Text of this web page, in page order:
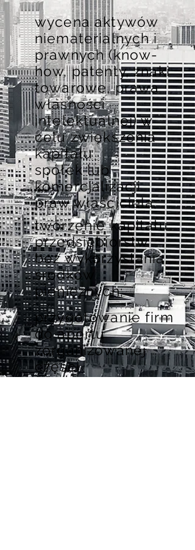
wycena aktywów
niematerialnych i
prawnych (know-
how, patenty, znaki
towarowe, prawa
własności
intelektualnej) w
celu zwiększenia
kapitału
spółek lub
komercjalizacji
praw właściciela;
tworzenie kapitału
przedsiębiorstw
bez wykorzystania
środków
pieniężnych;
przygotowanie firm
do aportu
zorganizowanej
części